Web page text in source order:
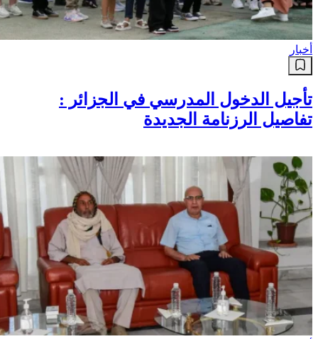
أخبار
تأجيل الدخول المدرسي في الجزائر :